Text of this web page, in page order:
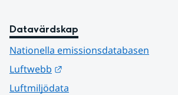
Datavärdskap
Nationella emissionsdatabasen
Luftwebb
Luftmiljödata